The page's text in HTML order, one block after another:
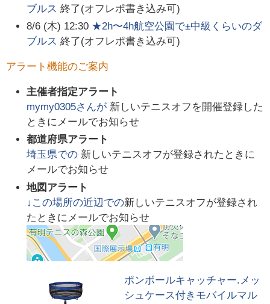
ブルス 終了(オフレポ書き込み可)
8/6 (木) 12:30 ★2h〜4h航空公園で±中級くらいのダ
ブルス 終了(オフレポ書き込み可)
アラート機能のご案内
主催者指定アラート
mymy0305さんが 新しいテニスオフを開催登録した
ときにメールでお知らせ
都道府県アラート
埼玉県での 新しいテニスオフが登録されたときに
メールでお知らせ
地図アラート
↓この場所の近辺での新しいテニスオフが登録され
たときにメールでお知らせ
ポンボールキャッチャー.メッ
シュケース付きモバイルマル